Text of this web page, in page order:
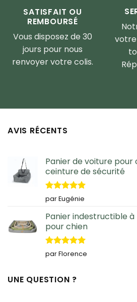
SATISFAIT OU
REMBOURSÉ
Vous disposez de 30
jours pour nous
renvoyer votre colis.
AVIS RÉCENTS
Panier de voiture pour
ceinture de sécurité
Note5sur
5
par Eugénie
Panier indestructible
pour chien
Note5sur
5
par Florence
UNE QUESTION ?